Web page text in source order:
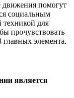
помогут
социальным
техникой для
прочувствовать
главных элемента.
является